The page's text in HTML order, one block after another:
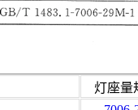
灯座量